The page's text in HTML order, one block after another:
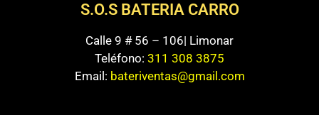
S.O.S BATERIA CARRO
Calle 9 # 56 – 106| Limonar
Teléfono: 311 308 3875
Email: bateriventas@gmail.com